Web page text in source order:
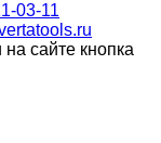
03-11
сайте кнопка